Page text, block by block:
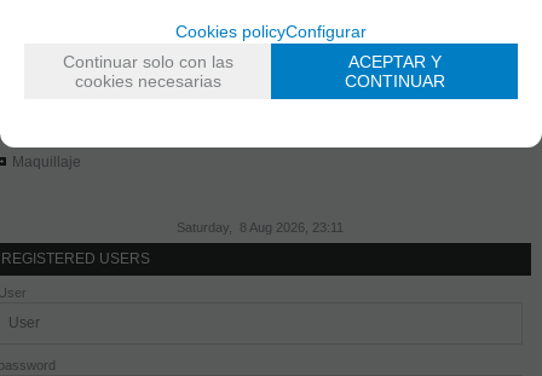
LIQUIDACIÓN
Maquillaje
Saturday, 8 Aug 2026, 23:11
REGISTERED USERS
Cookies policyConfigurar
Continuar solo con las
cookies necesarias
ACEPTAR Y
CONTINUAR